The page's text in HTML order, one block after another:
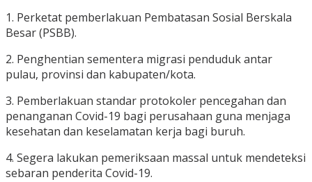
1. Perketat pemberlakuan Pembatasan Sosial Berskala
Besar (PSBB).
2. Penghentian sementera migrasi penduduk antar
pulau, provinsi dan kabupaten/kota.
3. Pemberlakuan standar protokoler pencegahan dan
penanganan Covid-19 bagi perusahaan guna menjaga
kesehatan dan keselamatan kerja bagi buruh.
4. Segera lakukan pemeriksaan massal untuk mendeteksi
sebaran penderita Covid-19.